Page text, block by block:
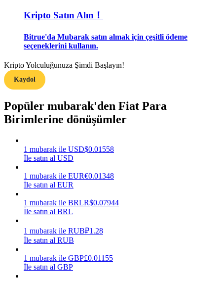
Ticaret stratejileri
Nasıl kârlı kalabileceğinizi öğrenin
Kazan
Power Piggy
Günlük rekabetçi ödüller kazanın
Kripto Satın Alın！
Bitrue'da Mubarak satın almak için çeşitli ödeme
seçeneklerini kullanın.
Kripto Yolculuğunuza Şimdi Başlayın!
Kaydol
Popüler mubarak'den Fiat Para
Birimlerine dönüşümler
1 mubarak ile USD$0.01558
İle satın al USD
1 mubarak ile EUR€0.01348
İle satın al EUR
1 mubarak ile BRLR$0.07944
İle satın al BRL
1 mubarak ile RUB₽1.28
İle satın al RUB
1 mubarak ile GBP£0.01155
İle satın al GBP